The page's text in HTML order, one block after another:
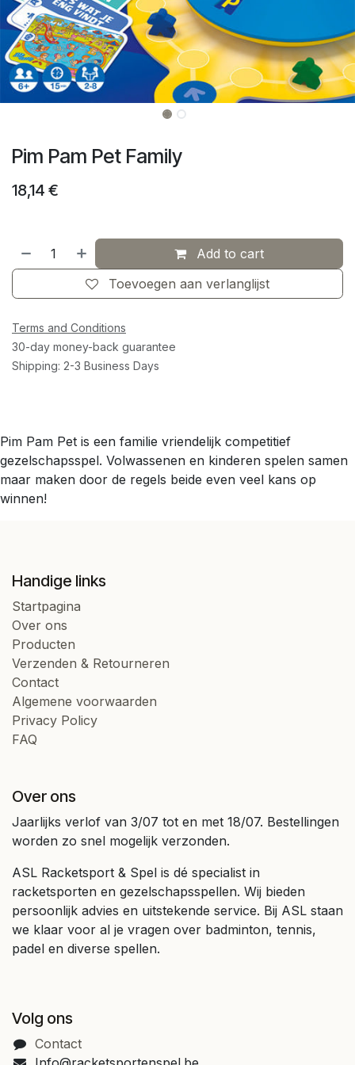
Pim Pam Pet Family
18,14 €
Add to cart
Toevoegen aan verlanglijst
Terms and Conditions
30-day money-back guarantee
Shipping: 2-3 Business Days
Pim Pam Pet is een familie vriendelijk competitief
gezelschapsspel. Volwassenen en kinderen spelen samen
maar maken door de regels beide even veel kans op
winnen!
Handige links
Startpagina
Over ons
Producten
Verzenden & Retourneren
Contact
Algemene voorwaarden
Privacy Policy
FAQ
Over ons
Jaarlijks verlof van 3/07 tot en met 18/07. Bestellingen
worden zo snel mogelijk verzonden.
ASL Racketsport & Spel is dé specialist in
racketsporten en gezelschapsspellen. Wij bieden
persoonlijk advies en uitstekende service. Bij ASL staan
we klaar voor al je vragen over badminton, tennis,
padel en diverse spellen.
Volg ons
Contact